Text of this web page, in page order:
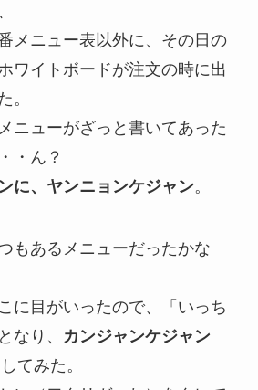
メニュー表以外に、その日の
ワイトボードが注文の時に出
。
ニューがざっと書いてあった
・ん？
に、ヤンニョンケジャン。
もあるメニューだったかな
に目がいったので、「いっち
なり、
カンジャンケジャン
てみた。